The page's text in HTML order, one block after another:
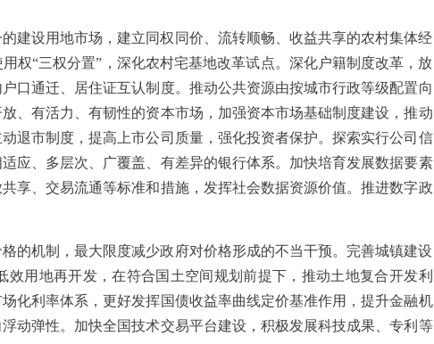
建设用地市场，建立同权同价、流转顺畅、收益共享的农村集体经
权“三权分置”，深化农村宅基地改革试点。深化户籍制度改革，放
口通迁、居住证互认制度。推动公共资源由按城市行政等级配置向
、有活力、有韧性的资本市场，加强资本市场基础制度建设，推动
退市制度，提高上市公司质量，强化投资者保护。探索实行公司信
应、多层次、广覆盖、有差异的银行体系。加快培育发展数据要素
享、交易流通等标准和措施，发挥社会数据资源价值。推进数字政
的机制，最大限度减少政府对价格形成的不当干预。完善城镇建设
用地再开发，在符合国土空间规划前提下，推动土地复合开发利
化利率体系，更好发挥国债收益率曲线定价基准作用，提升金融机
动弹性。加快全国技术交易平台建设，积极发展科技成果、专利等